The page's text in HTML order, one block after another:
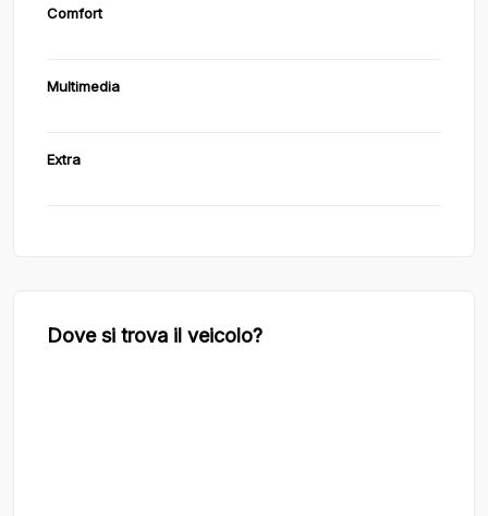
Comfort
Multimedia
Extra
Dove si trova il veicolo?